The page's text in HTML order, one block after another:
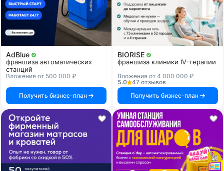
AdBlue
франшиза автоматических
станций
Вложения от 500 000 ₽
Получить бизнес-план
BIORISE
франшиза клиники IV-терапии
Вложения от 4 000 000 ₽
5.0
47 отзывов
Получить бизнес-план